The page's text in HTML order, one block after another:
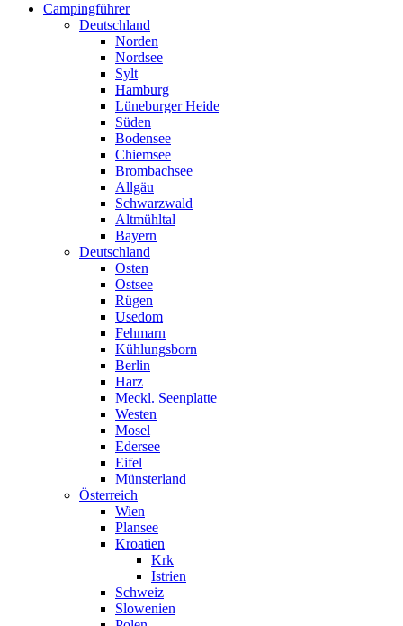
Campingführer
Deutschland
Norden
Nordsee
Sylt
Hamburg
Lüneburger Heide
Süden
Bodensee
Chiemsee
Brombachsee
Allgäu
Schwarzwald
Altmühltal
Bayern
Deutschland
Osten
Ostsee
Rügen
Usedom
Fehmarn
Kühlungsborn
Berlin
Harz
Meckl. Seenplatte
Westen
Mosel
Edersee
Eifel
Münsterland
Österreich
Wien
Plansee
Kroatien
Krk
Istrien
Schweiz
Slowenien